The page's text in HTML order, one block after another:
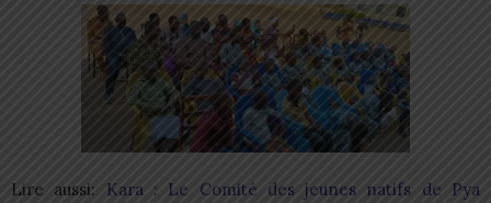
Lire aussi: Kara : Le Comité des jeunes natifs de Pya